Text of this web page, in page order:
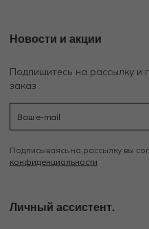
Новости и акции
Подпишитесь на рассылку и
заказ
Подписываясь на рассылку вы
конфиденциальности
Личный ассистент.